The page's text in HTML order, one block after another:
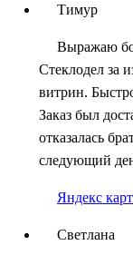
Тимур
Выражаю
Стеклодел за
витрин.
Заказ был
отказалась
следующий
Яндекс
Светлана